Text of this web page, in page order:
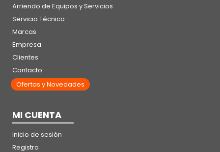
Arriendo de Equipos y Servicios
Servicio Técnico
Marcas
Empresa
Clientes
Contacto
Ofertas y Novedades
MI CUENTA
Inicio de sesión
Registro